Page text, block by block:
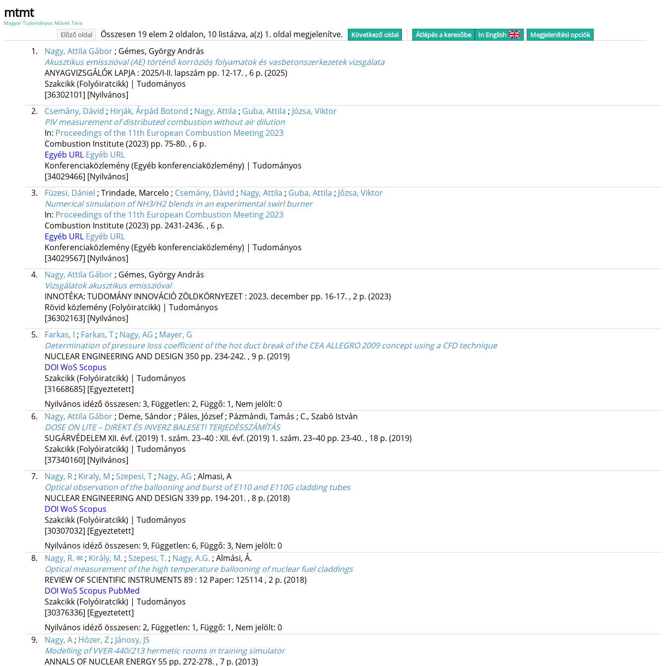
mtmt
Magyar Tudományos Művek Tára
Előző oldal Összesen 19 elem 2 oldalon, 10 listázva, a(z) 1. oldal megjelenítve. Következő oldal Átlépés a keresőbe In English Megjelenítési opciók
1. Nagy, Attila Gábor; Gémes, György András
Akusztikus emisszióval (AE) történő korróziós folyamatok és vasbetonszerkezetek vizsgálata
ANYAGVIZSGÁLÓK LAPJA : 2025/I-II. lapszám pp. 12-17. , 6 p. (2025)
Szakcikk (Folyóiratcikk) | Tudományos
[36302101] [Nyilvános]
2.
Csemány, Dávid ; Hirják, Árpád Botond ; Nagy, Attila ; Guba, Attila ; Józsa, Viktor
PIV measurement of distributed combustion without air dilution
In: Proceedings of the 11th European Combustion Meeting 2023
Combustion Institute(2023) pp. 75-80. , 6 p.
Egyéb URL Egyéb URL
Konferenciaközlemény (Egyéb konferenciaközlemény) | Tudományos
[34029466] [Nyilvános]
3.
Füzesi, Dániel ; Trindade, Marcelo ; Csemány, Dávid ; Nagy, Attila ; Guba, Attila ; Józsa, Viktor
Numerical simulation of NH3/H2 blends in an experimental swirl burner
In: Proceedings of the 11th European Combustion Meeting 2023
Combustion Institute(2023) pp. 2431-2436. , 6 p.
Egyéb URL Egyéb URL
Konferenciaközlemény (Egyéb konferenciaközlemény) | Tudományos
[34029567] [Nyilvános]
4.
Nagy, Attila Gábor; Gémes, György András
Vizsgálatok akusztikus emisszióval
INNOTÉKA: TUDOMÁNY INNOVÁCIÓ ZÖLDKÖRNYEZET : 2023. december pp. 16-17. , 2 p. (2023)
Rövid közlemény (Folyóiratcikk) | Tudományos
[36302163] [Nyilvános]
5.
Farkas, I ; Farkas, T; Nagy, AG ; Mayer, G
Determination of pressure loss coefficient of the hot duct break of the CEA ALLEGRO 2009 concept using a CFD technique
NUCLEAR ENGINEERING AND DESIGN 350 pp. 234-242. , 9 p. (2019)
DOI WoS Scopus
Szakcikk (Folyóiratcikk) | Tudományos
[31668685] [Egyeztetett]
Nyilvános idéző összesen: 3, Független: 2, Függő: 1, Nem jelölt: 0
6.
Nagy, Attila Gábor; Deme, Sándor; Páles, József; Pázmándi, Tamás ; C., Szabó István
DOSE ON LITE – DIREKT ÉS INVERZ BALESETI TERJEDÉSSZÁMÍTÁS
SUGÁRVÉDELEM XII. évf. (2019) 1. szám. 23–40: XII. évf. (2019) 1. szám. 23–40 pp. 23-40. , 18 p. (2019)
Szakcikk (Folyóiratcikk) | Tudományos
[37340160] [Nyilvános]
7.
Nagy, R; Kiraly, M ; Szepesi, T; Nagy, AG ; Almasi, A
Optical observation of the ballooning and burst of E110 and E110G cladding tubes
NUCLEAR ENGINEERING AND DESIGN 339 pp. 194-201. , 8 p. (2018)
DOI WoS Scopus
Szakcikk (Folyóiratcikk) | Tudományos
[30307032] [Egyeztetett]
Nyilvános idéző összesen: 9, Független: 6, Függő: 3, Nem jelölt: 0
8.
Nagy, R. ✉; Király, M. ; Szepesi, T. ; Nagy, A.G. ; Almási, Á.
Optical measurement of the high temperature ballooning of nuclear fuel claddings
REVIEW OF SCIENTIFIC INSTRUMENTS 89: 12 Paper: 125114 , 2 p. (2018)
DOI WoS Scopus PubMed
Szakcikk (Folyóiratcikk) | Tudományos
[30376336] [Egyeztetett]
Nyilvános idéző összesen: 2, Független: 1, Függő: 1, Nem jelölt: 0
9.
Nagy, A; Hózer, Z; Jánosy, JS
Modelling of VVER-440/213 hermetic rooms in training simulator
ANNALS OF NUCLEAR ENERGY 55 pp. 272-278. , 7 p. (2013)